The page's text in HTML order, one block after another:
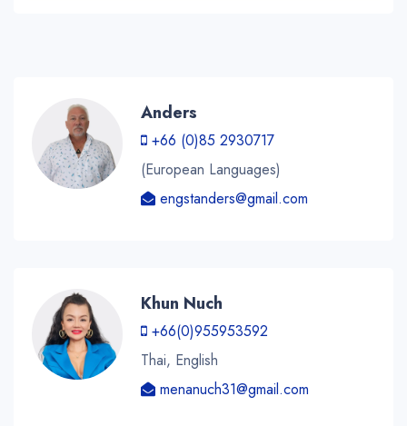
Anders
+66 (0)85 2930717
(European Languages)
engstanders@gmail.com
Khun Nuch
+66(0)955953592
Thai, English
menanuch31@gmail.com